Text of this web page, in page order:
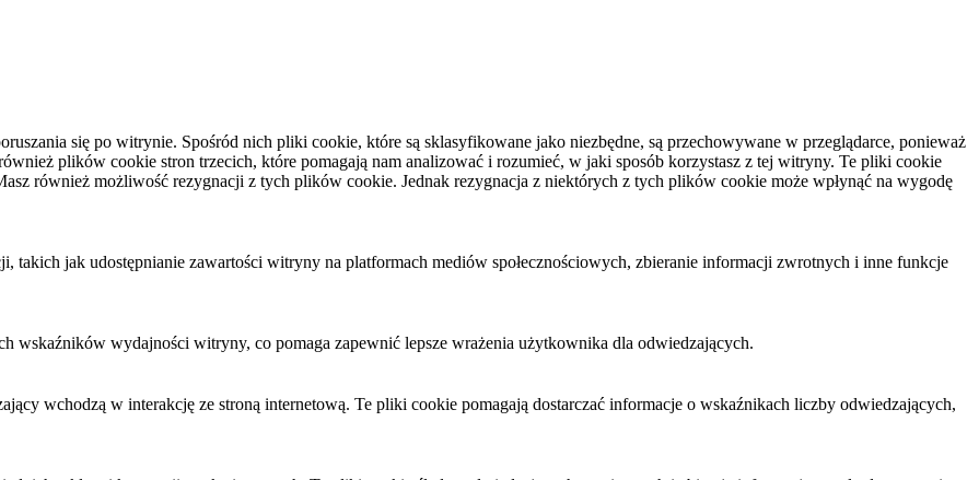
się po witrynie. Spośród nich pliki cookie, które są sklasyfikowane jako niezbędne, są przechowywane w przeglądarce, ponieważ
plików cookie stron trzecich, które pomagają nam analizować i rozumieć, w jaki sposób korzystasz z tej witryny. Te pliki cookie
również możliwość rezygnacji z tych plików cookie. Jednak rezygnacja z niektórych z tych plików cookie może wpłynąć na wygodę
jak udostępnianie zawartości witryny na platformach mediów społecznościowych, zbieranie informacji zwrotnych i inne funkcje
wskaźników wydajności witryny, co pomaga zapewnić lepsze wrażenia użytkownika dla odwiedzających.
wchodzą w interakcję ze stroną internetową. Te pliki cookie pomagają dostarczać informacje o wskaźnikach liczby odwiedzających,